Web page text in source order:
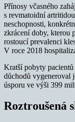
Přínosy včasného
s revmatoidní
neschopnosti,
zkrácení doby, kterou
rostoucí prevalenci
V roce 2018
Kratší pobyty
důchodů vygeneroval
úsporu ve výši 399
Roztroušená